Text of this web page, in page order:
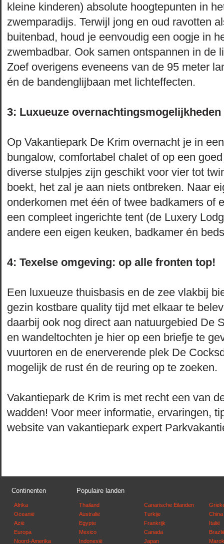
kleine kinderen) absolute hoogtepunten in
zwemparadijs. Terwijl jong en oud ravotten
buitenbad, houd je eenvoudig een oogje in
zwembadbar. Ook samen ontspannen in de
Zoef overigens eveneens van de 95 meter
én de bandenglijbaan met lichteffecten.
3: Luxueuze
Op Vakantiepark De Krim overnacht je in
bungalow, comfortabel chalet of op een
diverse stulpjes zijn geschikt voor vier tot
boekt, het zal je aan niets ontbreken. Naar
onderkomen met één of twee badkamers of
een compleet ingerichte tent (de Luxery
andere een eigen keuken, badkamer én
4: Texelse omgeving: op alle fronten top!
Een luxueuze thuisbasis en de zee vlakbij
gezin kostbare quality tijd met elkaar te
daarbij ook nog direct aan natuurgebied De
en wandeltochten je hier op een briefje te
vuurtoren en de enerverende plek De
mogelijk de rust én de reuring op te zoeken.
Vakantiepark de Krim is met recht een van
wadden! Voor meer informatie, ervaringen,
website van vakantiepark expert
Continenten
Afrika
Oceanië
Azië
Europa
Noord-Amerika
Populaire landen
Thailand
Australië
Egypte
Mexico
Indonesië
Canarische Eilanden
Turkije
Frankrijk
Canada
Japan
China
Italië